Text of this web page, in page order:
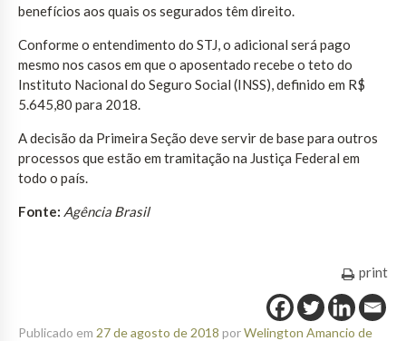
benefícios aos quais os segurados têm direito.
Conforme o entendimento do STJ, o adicional será pago
mesmo nos casos em que o aposentado recebe o teto do
Instituto Nacional do Seguro Social (INSS), definido em R$
5.645,80 para 2018.
A decisão da Primeira Seção deve servir de base para outros
processos que estão em tramitação na Justiça Federal em
todo o país.
Fonte: Agência Brasil
print
Publicado em 27 de agosto de 2018 porWelington Amancio de